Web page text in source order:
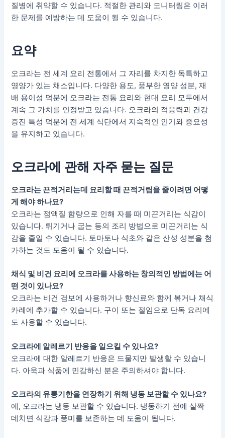
질병에 취약할 수 있습니다. 적절한 관리와 모니터링은 이러
한 문제를 예방하는 데 도움이 될 수 있습니다.
요약
오크라는 전 세계 요리 전통에서 그 자리를 차지한 독특하고
영양가 있는 채소입니다. 다양한 용도, 풍부한 영양 성분, 재
배 용이성 덕분에 오크라는 전통 요리와 현대 요리 모두에서
계속 그 가치를 인정받고 있습니다. 오크라의 적응력과 건강
증진 특성 덕분에 전 세계 식단에서 지속적인 인기와 중요성
을 유지하고 있습니다.
오크라에 관해 자주 묻는 질문
오크라는 끈적거리는데 요리할 때 끈적거림을 줄이려면 어떻
게 해야 하나요?
오크라는 점액질 함량으로 인해 자를 때 미끈거리는 식감이
있습니다. 튀기거나 굽는 등의 조리 방법으로 미끈거리는 식
감을 줄일 수 있습니다. 토마토나 식초와 같은 산성 성분을 첨
가하는 것도 도움이 될 수 있습니다.
채식 및 비건 요리에 오크라를 사용하는 창의적인 방법에는 어
떤 것이 있나요?
오크라는 비건 검보에 사용하거나 향신료와 함께 볶거나 채식
카레에 추가할 수 있습니다. 구이 또는 절임으로 단독 요리에
도 사용할 수 있습니다.
오크라에 알레르기 반응을 일으킬 수 있나요?
오크라에 대한 알레르기 반응은 드물지만 발생할 수 있습니
다. 아욱과 식품에 민감하신 분은 주의하셔야 합니다.
오크라의 유통기한을 연장하기 위해 냉동 보관할 수 있나요?
예, 오크라는 냉동 보관할 수 있습니다. 냉동하기 전에 살짝
데치면 식감과 풍미를 보존하는 데 도움이 됩니다.